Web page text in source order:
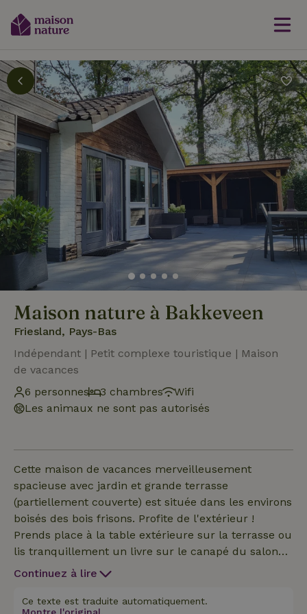
Maison nature à Bakkeveen
Friesland, Pays-Bas
Indépendant | Petit complexe touristique | Maison
de vacances
6 personnes
3 chambres
Wifi
Les animaux ne sont pas autorisés
Cette maison de vacances merveilleusement
spacieuse avec jardin et grande terrasse
(partiellement couverte) est située dans les environs
boisés des bois frisons. Profite de l'extérieur !
Prends place à la table extérieure sur la terrasse ou
lis tranquillement un livre sur le canapé du salon
sous le toit. À l'intérieur, il y a un coin salon
table à manger. Il y a 3 chambres pour 6 personnes
Continuez à lire
Ce texte est traduite automatiquement.